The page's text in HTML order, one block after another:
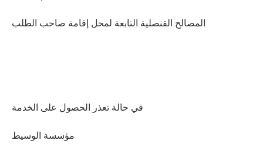
المصالح القنصلية التابعة لمحل إقامة صاحب الطلب
في حالة تعذر الحصول على الخدمة
مؤسسة الوسيط